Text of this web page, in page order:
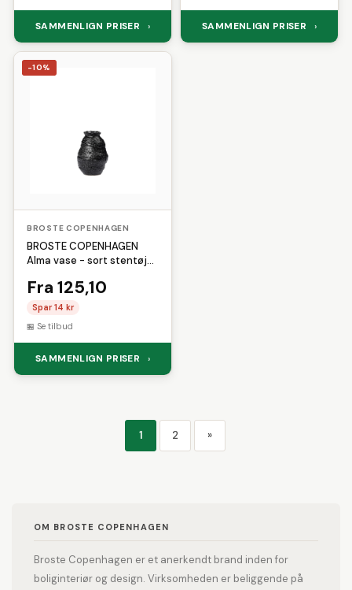
SAMMENLIGN PRISER › SAMMENLIGN PRISER ›
-10%
BROSTE COPENHAGEN
BROSTE COPENHAGEN
Alma vase - sort stentøj
Fra 125,10
Spar 14 kr
Se tilbud
SAMMENLIGN PRISER ›
1 2 »
OM BROSTE COPENHAGEN
Broste Copenhagen er et anerkendt brand inden for
boliginteriør og design. Virksomheden er beliggende på